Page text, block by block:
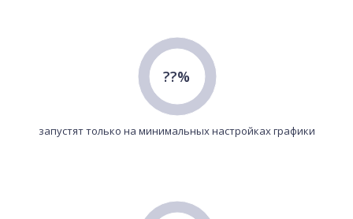
??%
запустят только на минимальных настройках графики